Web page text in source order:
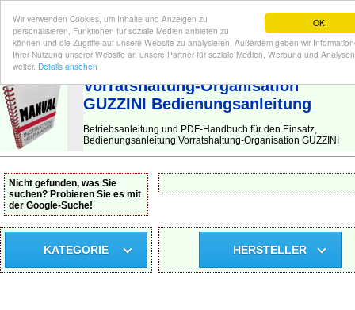
OK!
Wir verwenden Cookies, um Inhalte und Anzeigen zu
personalisieren, Funktionen für soziale Medien anbieten zu
können und die Zugriffe auf unsere Website zu analysieren. Außerdem geben wir
Ihrer Nutzung unserer Website an unsere Partner für soziale Medien, Werbung und Analysen
weiter. Details ansehen
BEDIENUNGSANLEITUNG | Hier finden Sie die deutsche Anleitung!
Vorratshaltung-Organisation
GUZZINI Bedienungsanleitung
Betriebsanleitung und PDF-Handbuch für den Einsatz,
Bedienungsanleitung Vorratshaltung-Organisation GUZZINI
Nicht gefunden, was Sie
suchen? Probieren Sie es mit
der Google-Suche!
KATEGORIE HERSTELLER